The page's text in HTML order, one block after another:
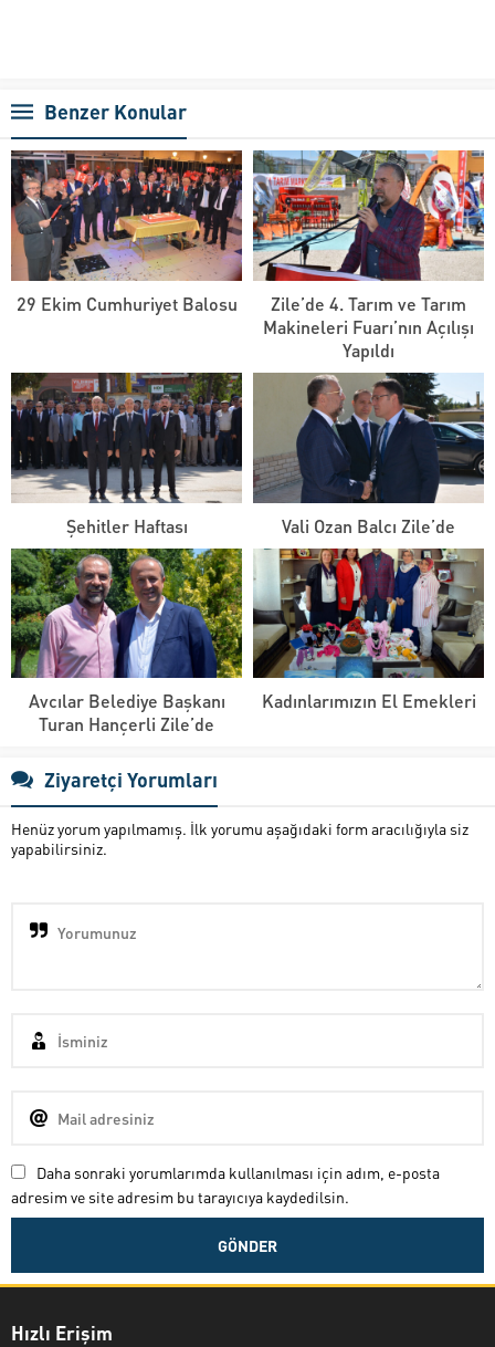
Benzer Konular
29 Ekim Cumhuriyet Balosu
Zile’de 4. Tarım ve Tarım
Makineleri Fuarı’nın Açılışı
Yapıldı
Şehitler Haftası Vali Ozan Balcı Zile’de
Avcılar Belediye Başkanı
Turan Hançerli Zile’de
Kadınlarımızın El Emekleri
Ziyaretçi Yorumları
Henüz yorum yapılmamış. İlk yorumu aşağıdaki form aracılığıyla siz
yapabilirsiniz.
Daha sonraki yorumlarımda kullanılması için adım, e-posta
adresim ve site adresim bu tarayıcıya kaydedilsin.
Hızlı Erişim